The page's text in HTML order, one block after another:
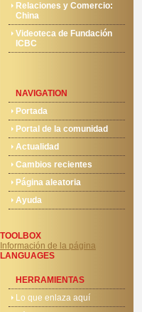
Relaciones y Comercio:
China
Videoteca de Fundación
ICBC
NAVIGATION
Portada
Portal de la comunidad
Actualidad
Cambios recientes
Página aleatoria
Ayuda
TOOLBOX
Información de la página
LANGUAGES
HERRAMIENTAS
Lo que enlaza aquí